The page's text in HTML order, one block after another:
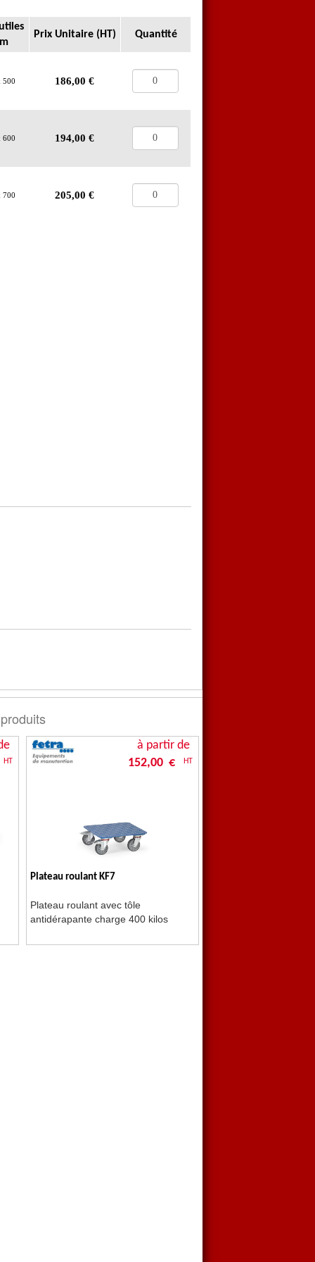
Prix Unitaire (HT) Quantité
500 186,00 €
600 194,00 €
700 205,00 €
HT
à partir de
152,00 €
HT
Plateau roulant KF7
Plateau roulant avec tôle
antidérapante charge 400 kilos